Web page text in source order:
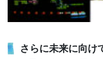
さらに未来に向け